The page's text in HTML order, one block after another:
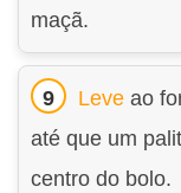
maçã.
Leve ao
até que um
centro do bolo.